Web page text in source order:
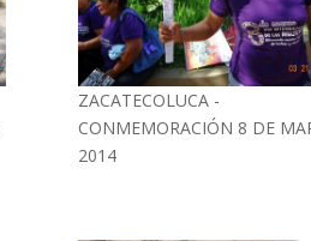
ZACATECOLUCA -
CONMEMORACIÓN 8 DE
2014